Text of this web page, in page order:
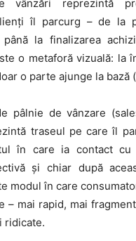
vânzări reprezintă
îl parcurg – de la
la finalizarea
o metaforă vizuală: la
o parte ajunge la bază
pâlnie de vânzare
traseul pe care îl
în care ia contact cu
și chiar după
modul în care
– mai rapid, mai
ridicate.